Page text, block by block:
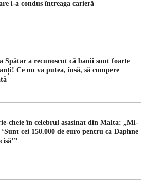
i-a condus întreaga carieră
Spătar a recunoscut că banii sunt foarte
Ce nu va putea, însă, să cumpere
cheie în celebrul asasinat din Malta: „Mi-
‘Sunt cei 150.000 de euro pentru ca Daphne